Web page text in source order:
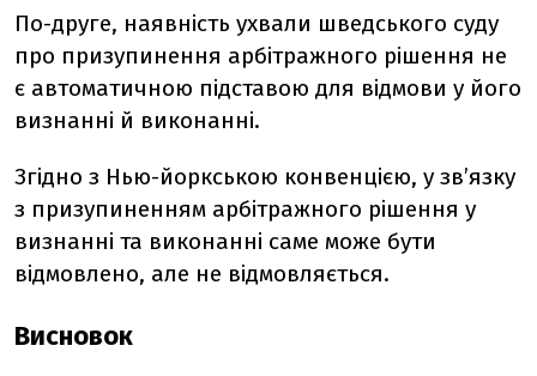
По-друге, наявність ухвали шведського суду
про призупинення арбітражного рішення не
є автоматичною підставою для відмови у його
визнанні й виконанні.
Згідно з Нью-йоркською конвенцією, у зв’язку
з призупиненням арбітражного рішення у
визнанні та виконанні саме може бути
відмовлено, але не відмовляється.
Висновок